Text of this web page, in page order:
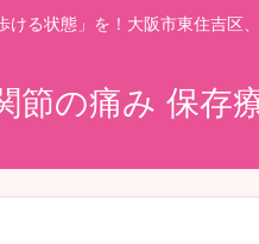
ける状態」を！大阪市東住吉
節の痛み 保存